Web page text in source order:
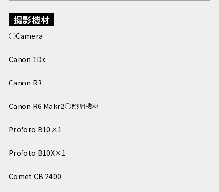
撮影機材
◯Camera
Canon 1Dx
Canon R3
Canon R6 Makr2◯照明機材
Profoto B10×1
Profoto B10X×1
Comet CB 2400